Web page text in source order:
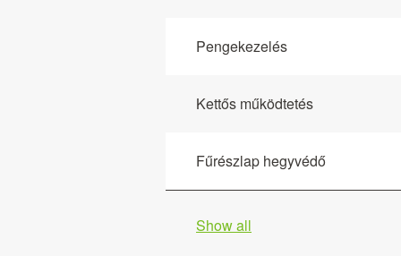
Pengekezelés
Kettős működtetés
Fűrészlap hegyvédő
Show all